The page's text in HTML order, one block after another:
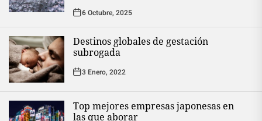
6 Octubre, 2025
Destinos globales de gestación
subrogada
3 Enero, 2022
Top mejores empresas japonesas en
las que aborar